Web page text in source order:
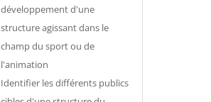
développement d'une
structure agissant dans le
champ du sport ou de
l'animation
Identifier les différents publics